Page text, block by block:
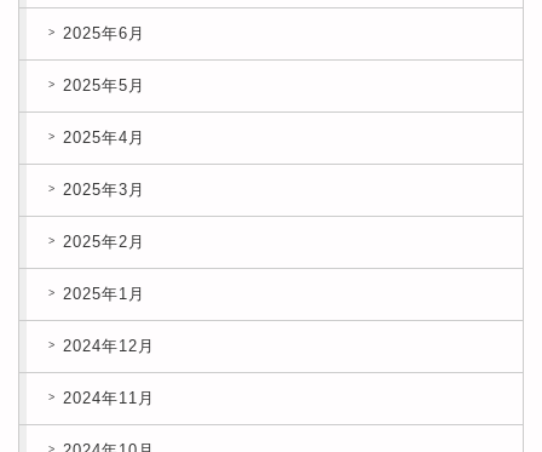
2025年6月
2025年5月
2025年4月
2025年3月
2025年2月
2025年1月
2024年12月
2024年11月